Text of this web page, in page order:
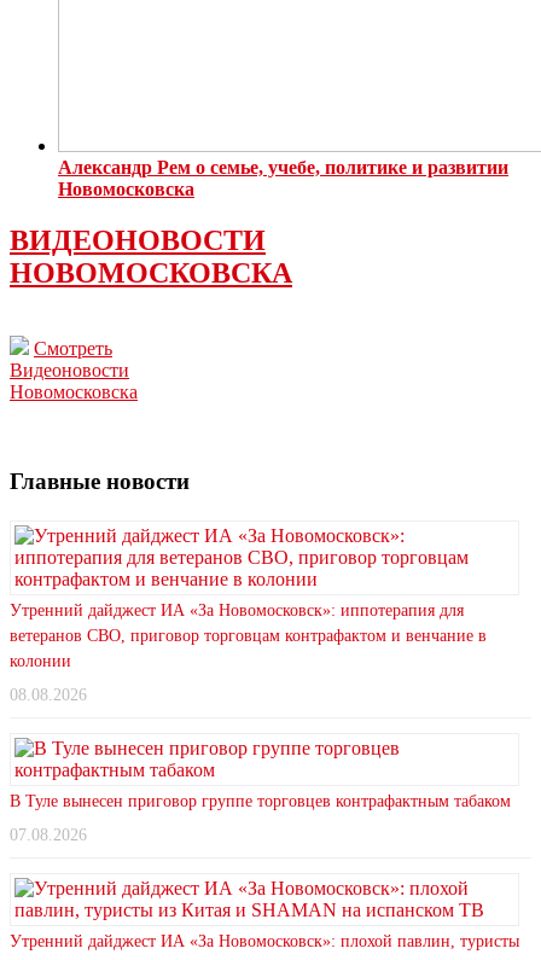
Александр Рем о семье, учебе, политике и развитии
Новомосковска
ВИДЕОНОВОСТИ
НОВОМОСКОВСКА
Смотреть
Видеоновости
Новомосковска
Главные новости
Утренний дайджест ИА «За Новомосковск»: иппотерапия для
ветеранов СВО, приговор торговцам контрафактом и венчание в
колонии
08.08.2026
В Туле вынесен приговор группе торговцев контрафактным табаком
07.08.2026
Утренний дайджест ИА «За Новомосковск»: плохой павлин, туристы